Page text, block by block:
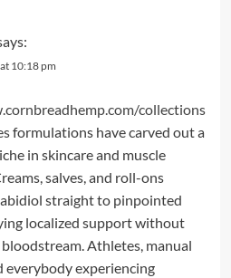
10:18 pm
collections
formulations have carved out a
in skincare and muscle
salves, and roll-ons
straight to pinpointed
localized support without
Athletes, manual
everybody experiencing